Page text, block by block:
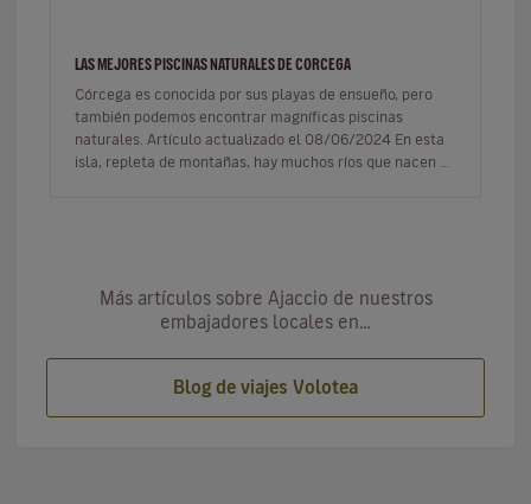
LAS MEJORES PISCINAS NATURALES DE CORCEGA
Córcega es conocida por sus playas de ensueño, pero
también podemos encontrar magníficas piscinas
naturales. Artículo actualizado el 08/06/2024 En esta
isla, repleta de montañas, hay muchos ríos que nacen en
Más artículos sobre Ajaccio de nuestros
embajadores locales en…
Blog de viajes Volotea